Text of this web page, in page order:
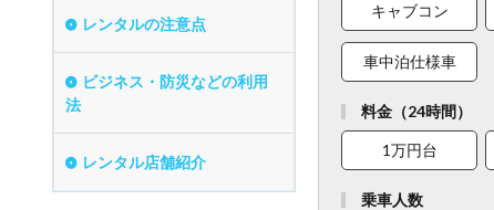
キャブコン
車中泊仕様車
料金（24時間）
1万円台
乗車人数
レンタルの注意点
ビジネス・防災などの利用
法
レンタル店舗紹介